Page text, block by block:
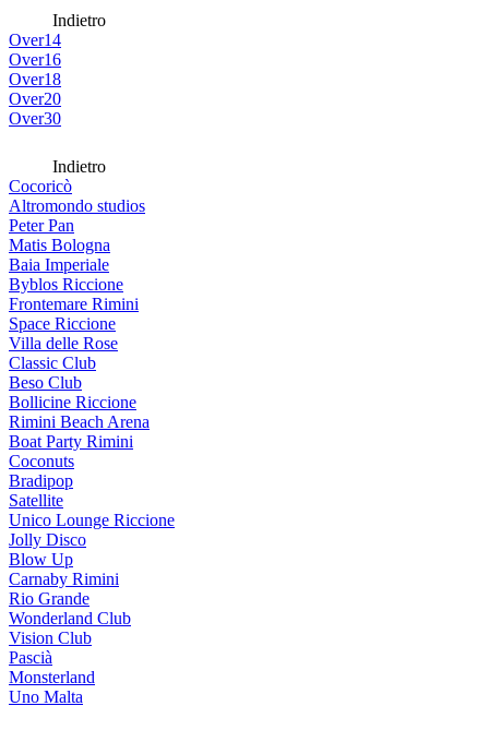
Indietro
Over14
Over16
Over18
Over20
Over30
Indietro
Cocoricò
Altromondo studios
Peter Pan
Matis Bologna
Baia Imperiale
Byblos Riccione
Frontemare Rimini
Space Riccione
Villa delle Rose
Classic Club
Beso Club
Bollicine Riccione
Rimini Beach Arena
Boat Party Rimini
Coconuts
Bradipop
Satellite
Unico Lounge Riccione
Jolly Disco
Blow Up
Carnaby Rimini
Rio Grande
Wonderland Club
Vision Club
Pascià
Monsterland
Uno Malta